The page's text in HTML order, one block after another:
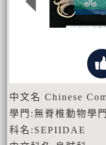
中文名 Chinese
學門:無脊椎動物學門
科名:SEPIIDAE